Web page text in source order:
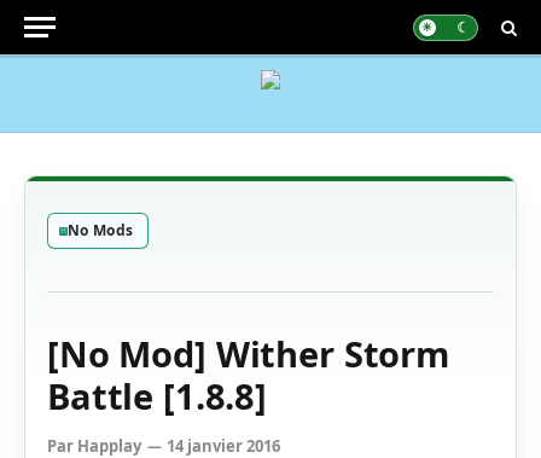
No Mods
[No Mod] Wither Storm
Battle [1.8.8]
Par Happlay 14 janvier 2016